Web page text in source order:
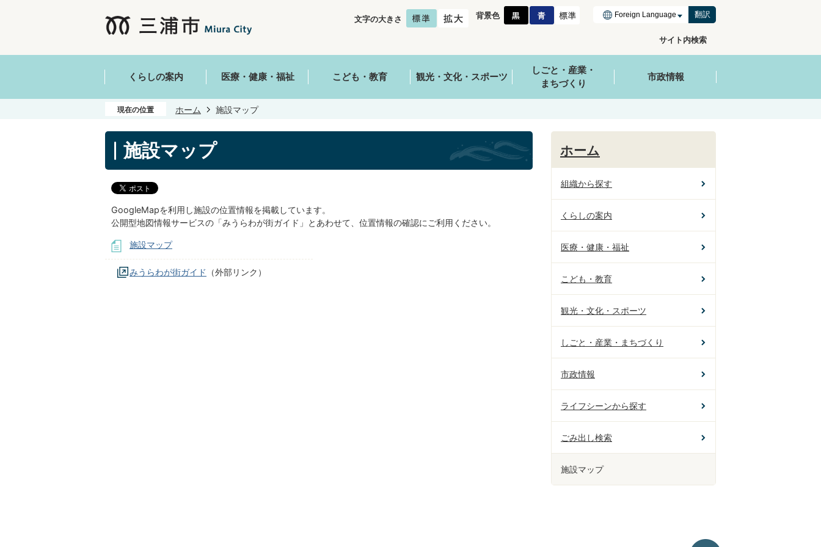
文字の大きさ 背景色 翻訳
サイト内検索
くらしの案内 医療・健康・福祉 こども・教育 観光・文化・スポーツ
しごと・産業・
まちづくり
市政情報
現在の位置 ホーム 施設マップ
施設マップ
GoogleMapを利用し施設の位置情報を掲載しています。
公開型地図情報サービスの「みうらわが街ガイド」とあわせて、位置情報の確認にご利用ください。
施設マップ
みうらわが街ガイド （外部リンク）
ホーム
組織から探す
くらしの案内
医療・健康・福祉
こども・教育
観光・文化・スポーツ
しごと・産業・まちづくり
市政情報
ライフシーンから探す
ごみ出し検索
施設マップ